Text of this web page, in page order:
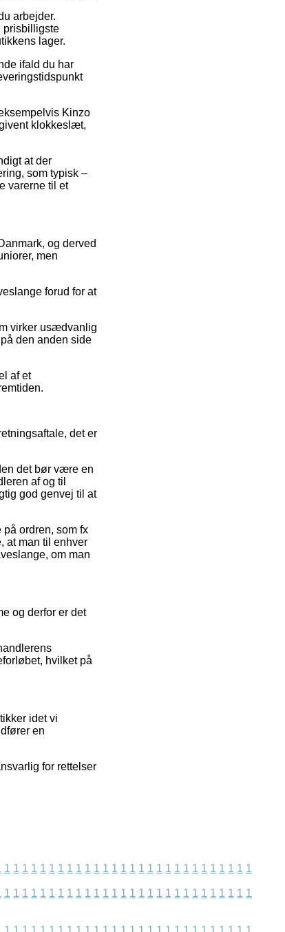
arbejder.
prisbilligste
lager.
ifald du har
Kinzo
klokkeslæt,
at der
som typisk –
varerne til et
og derved
men
forud for at
virker usædvanlig
den anden side
af et
det er
det bør være en
af og til
god genvej til at
ordren, som fx
at man til enhver
om man
og derfor er det
hvilket på
idet vi
en
for rettelser
1 1 1 1 1 1 1 1 1 1 1 1 1 1 1 1 1 1 1 1 1 1 1 1 1 1 1 1
1 1 1 1 1 1 1 1 1 1 1 1 1 1 1 1 1 1 1 1 1 1 1 1 1 1 1 1